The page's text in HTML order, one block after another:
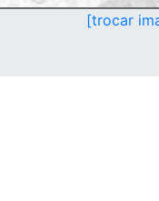
[trocar